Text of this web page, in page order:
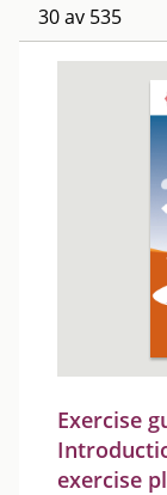
30 av 535
Exercise
exercise